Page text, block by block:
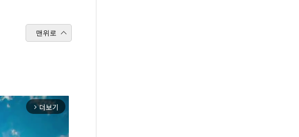
맨위로
arrow_forward_ios 더보기